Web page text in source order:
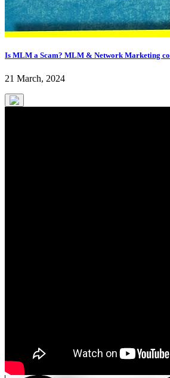
Is MLM a Scam? MLM & Network Marketing
21 March, 2024